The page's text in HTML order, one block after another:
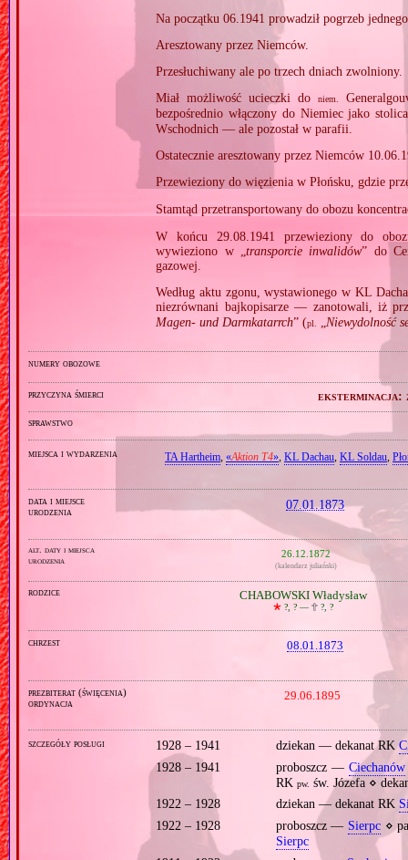
Na początku 06.1941 prowadził pogrzeb
Aresztowany przez Niemców.
Przesłuchiwany ale po trzech dniach zwolniony.
Miał możliwość ucieczki doniem.
bezpośrednio włączony do Niemiec jako
Wschodnich — ale pozostał w parafii.
Ostatecznie aresztowany przez Niemców
Przewieziony do więzienia w Płońsku, gdzie
Stamtąd przetransportowany do obozu
W końcu 29.08.1941 przewieziony do
wywieziono w „transporcie inwalidów” do
gazowej.
Według aktu zgonu, wystawionego w KL
niezrównani bajkopisarze — zanotowali, iż
Magen‐ und Darmkatarrch” (pl. Niewydolność
numery obozowe
przyczyna śmierci eksterminacja:
sprawstwo
miejsca i wydarzenia TA Hartheim, «Aktion T4», KL Dachau KL Soldau
data i miejsce
urodzenia
07.01.1873
alt. daty i miejsca
urodzenia
26.12.1872
(kalendarz juliański)
rodzice CHABOWSKI Władysław
🞲?, ? — 🕆?, ?
chrzest 08.01.1873
prezbiterat (święcenia)
ordynacja
29.06.1895
szczegóły posługi 1928 – 1941 dziekan — dekanat RK
1928 – 1941
proboszcz — Ciechanów
RK pw. św. Józefa ⋄
1922 – 1928
dziekan — dekanat RK
1922 – 1928
proboszcz — Sierpc ⋄
Sierpc